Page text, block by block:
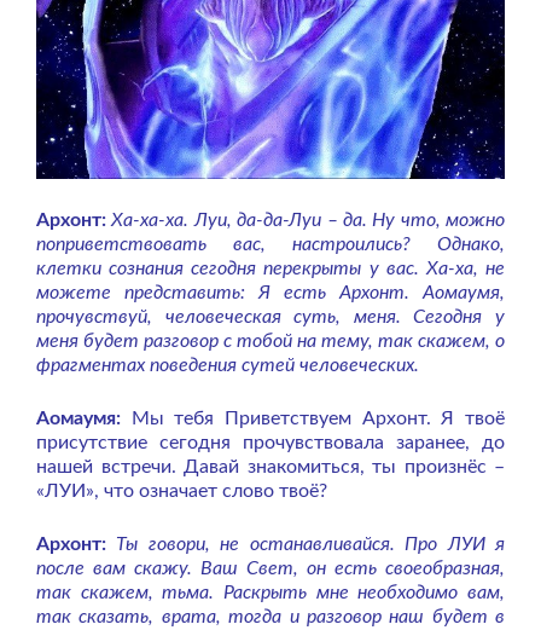
Архонт: Ха-ха-ха. Луи, да-да-Луи – да. Ну что, можно
поприветствовать вас, настроились? Однако,
клетки сознания сегодня перекрыты у вас. Ха-ха, не
можете представить: Я есть Архонт. Аомаумя,
прочувствуй, человеческая суть, меня. Сегодня у
меня будет разговор с тобой на тему, так скажем, о
фрагментах поведения сутей человеческих.
Аомаумя: Мы тебя Приветствуем Архонт. Я твоё
присутствие сегодня прочувствовала заранее, до
нашей встречи. Давай знакомиться, ты произнёс –
«ЛУИ», что означает слово твоё?
Архонт: Ты говори, не останавливайся. Про ЛУИ я
после вам скажу. Ваш Свет, он есть своеобразная,
так скажем, тьма. Раскрыть мне необходимо вам,
так сказать, врата, тогда и разговор наш будет в